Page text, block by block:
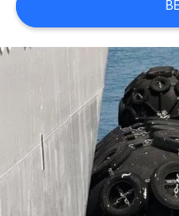
SITEMAP
POLICY